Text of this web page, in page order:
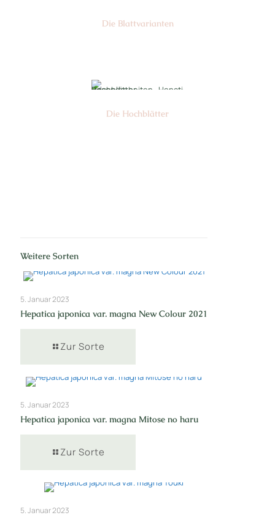
Die Blattvarianten
Die Hochblätter
Weitere Sorten
5. Januar 2023
Hepatica japonica var. magna New Colour 2021
Zur Sorte
5. Januar 2023
Hepatica japonica var. magna Mitose no haru
Zur Sorte
5. Januar 2023